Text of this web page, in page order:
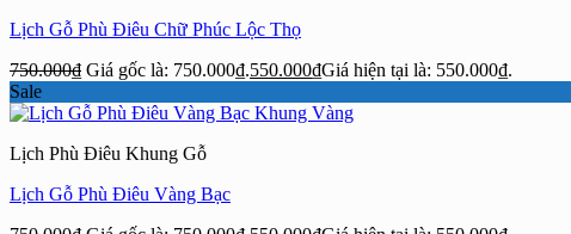
Lịch Gỗ Phù Điêu Chữ Phúc Lộc Thọ
750.000₫ Giá gốc là: 750.000₫.550.000₫Giá hiện tại là: 550.000₫.
Sale
Lịch Phù Điêu Khung Gỗ
Lịch Gỗ Phù Điêu Vàng Bạc